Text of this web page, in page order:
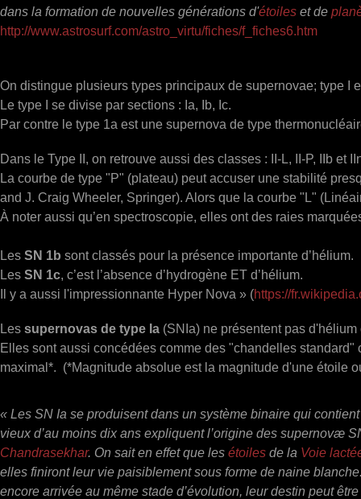
dans la formation de nouvelles générations d'étoiles et de
http://www.astrosurf.com/astro_virtu/fiches/f_fiches6.htm
On distingue plusieurs types principaux de supernovae; type I
Le type I se divise par sections : Ia, Ib, Ic.
Par contre le type 1a est une supernova de type
Dans le Type II, on retrouve aussi des classes : II-L, II-P, IIb et
La courbe de type "P" (plateau) peut accuser une stabilité
and J. Craig Wheeler, Springer). Alors que la courbe "L"
À noter aussi qu’en spectroscopie, elles ont des raies
Les SN 1b sont classés pour la présence importante d’hélium.
Les SN 1c, c’est l’absence d’hydrogène ET d’hélium.
Il y a aussi l'impressionnante Hyper Nova » (https://
Les supernovas de type Ia (SNIa) ne présentent pas
Elles sont aussi concédées comme des "chandelles
maximal*. (*Magnitude absolue est la magnitude d'une étoile
« Les SN Ia se produisent dans un système binaire qui
vieux d’au moins dix ans expliquent l’origine des supernovæ
Chandrasekhar. On sait en effet que les étoiles de la Voie
elles finiront leur vie paisiblement sous forme de naine
encore arrivée au même stade d’évolution, leur destin peut